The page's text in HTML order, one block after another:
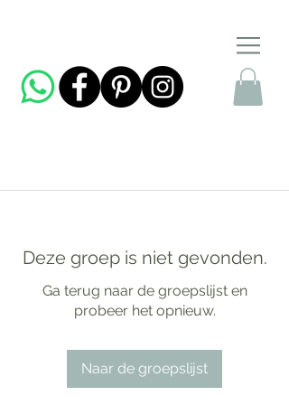
Deze groep is niet gevonden.
Ga terug naar de groepslijst en
probeer het opnieuw.
Naar de groepslijst